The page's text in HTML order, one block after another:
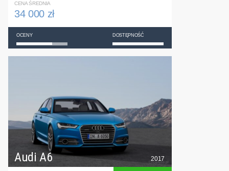
CENA ŚREDNIA
34 000 zł
OCENY DOSTĘPNOŚĆ
Audi A6 2017